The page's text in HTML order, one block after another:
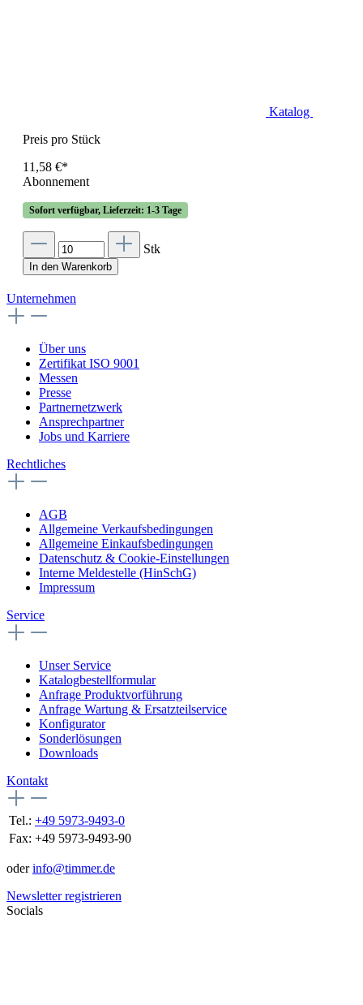
Katalog
Preis pro Stück
11,58 €*
Abonnement
Sofort verfügbar, Lieferzeit: 1-3 Tage
Stk
In den Warenkorb
Unternehmen
Über uns
Zertifikat ISO 9001
Messen
Presse
Partnernetzwerk
Ansprechpartner
Jobs und Karriere
Rechtliches
AGB
Allgemeine Verkaufsbedingungen
Allgemeine Einkaufsbedingungen
Datenschutz & Cookie-Einstellungen
Interne Meldestelle (HinSchG)
Impressum
Service
Unser Service
Katalogbestellformular
Anfrage Produktvorführung
Anfrage Wartung & Ersatzteilservice
Konfigurator
Sonderlösungen
Downloads
Kontakt
Tel.: +49 5973-9493-0
Fax: +49 5973-9493-90
oderinfo@timmer.de
Newsletter registrieren
Socials